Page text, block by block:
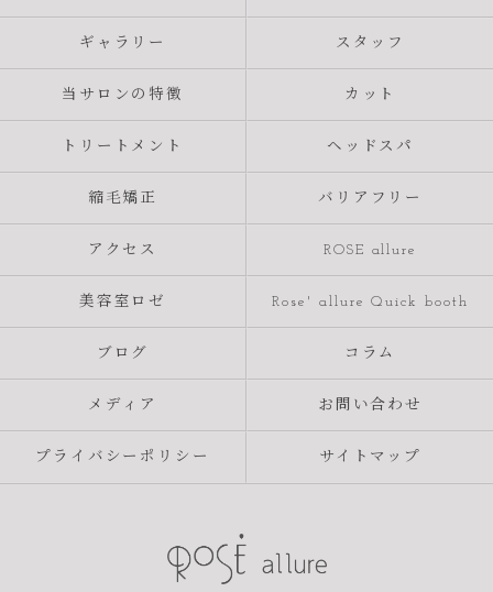
ギャラリー スタッフ
当サロンの特徴 カット
トリートメント ヘッドスパ
縮毛矯正 バリアフリー
アクセス ROSE allure
美容室ロゼ Rose' allure Quick booth
ブログ コラム
メディア お問い合わせ
プライバシーポリシー サイトマップ